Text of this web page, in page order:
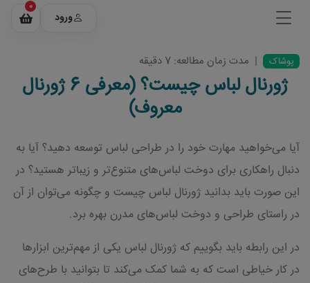
ورود
0
پوشاک | مدت زمان مطالعه: 7 دقیقه
ژورنال لباس چیست؟ (معرفی 6 ژورنال
معروف)
آیا می‌خواهید مهارت خود را در طراحی لباس توسعه دهید؟ آیا به
دنبال راهکاری برای دوخت لباس‌های متنوع‌تر و زیباتر هستید؟ در
این صورت باید بدانید ژورنال لباس چیست و چگونه می‌توان از آن
در راستای طراحی و دوخت لباس‌های مدرن بهره برد.
در این رابطه باید بگوییم که ژورنال لباس یکی از مهم‌ترین ابزارها
در کار خیاطی است که به شما کمک می‌کند تا بتوانید با طرح‌های